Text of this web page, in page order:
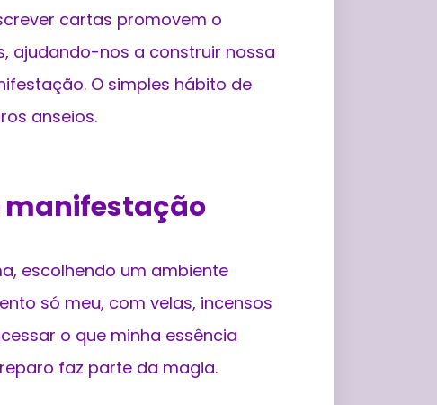
cartas promovem o
ajudando-nos a construir nossa
O simples hábito de
anseios.
manifestação
escolhendo um ambiente
só meu, com velas, incensos
o que minha essência
faz parte da magia.